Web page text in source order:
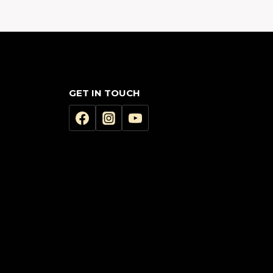
GET IN TOUCH